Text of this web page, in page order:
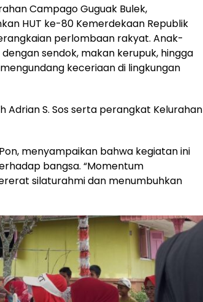
Campago Guguak Bulek,
HUT ke-80 Kemerdekaan Republik
perlombaan rakyat. Anak-
sendok, makan kerupuk, hingga
keceriaan di lingkungan
Adrian S. Sos serta perangkat Kelurahan
menyampaikan bahwa kegiatan ini
bangsa. “Momentum
silaturahmi dan menumbuhkan